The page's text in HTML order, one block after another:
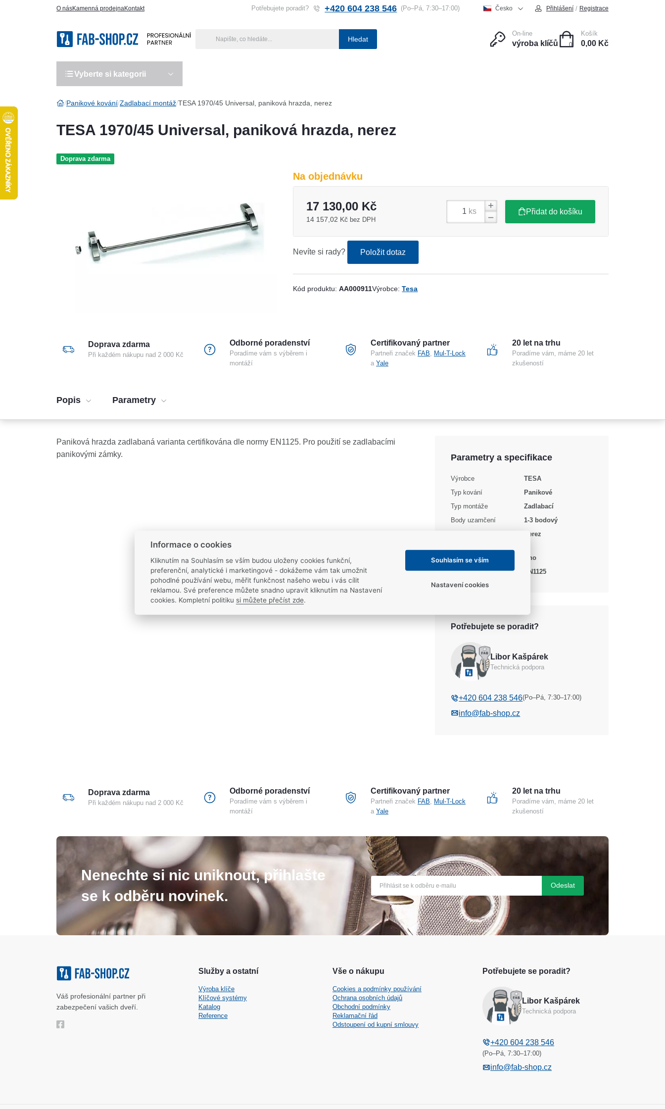
O násKamenná prodejnaKontakt Potřebujete poradit? +420 604 238 546 (Po–Pá, 7:30–17:00) Česko Přihlášení / Registrace
Hledat
On-line
výroba klíčů 0
Košík
0,00 Kč
Vyberte si kategorii
Panikové kování Zadlabací montáž TESA 1970/45 Universal, paniková hrazda, nerez
TESA 1970/45 Universal, paniková hrazda, nerez
Doprava zdarma
Na objednávku
17 130,00 Kč
14 157,02 Kč bez DPH
ks Přidat do košíku
Nevíte si rady? Položit dotaz
Kód produktu:AA000911Výrobce:Tesa
Doprava zdarma
Při každém nákupu nad 2 000 Kč
Odborné poradenství
Poradíme vám s výběrem i
montáží
Certifikovaný partner
Partneři značek FAB, Mul-T-Lock
a Yale
20 let na trhu
Poradíme vám, máme 20 let
zkušeností
Popis Parametry
Paniková hrazda zadlabaná varianta certifikována dle normy EN1125. Pro použití se zadlabacími
panikovými zámky.
Parametry a specifikace
Výrobce
TESA
Typ kování
Panikové
Typ montáže
Zadlabací
Body uzamčení
1-3 bodový
Nerez
Protipožární certifikace
Ano
Norma EN
EN1125
Potřebujete se poradit?
Libor Kašpárek
Technická podpora
+420 604 238 546(Po–Pá, 7:30–17:00)
info@fab-shop.cz
Doprava zdarma
Při každém nákupu nad 2 000 Kč
Odborné poradenství
Poradíme vám s výběrem i
montáží
Certifikovaný partner
Partneři značek FAB
Mul-T-Lock
a Yale
20 let na trhu
Poradíme vám, máme 20 let
zkušeností
Nenechte si nic uniknout, přihlašte
se k odběru novinek.
Odeslat
Služby a ostatní
Výroba klíče
Klíčové systémy
Katalog
Reference
Vše o nákupu
Cookies a podmínky používání
Ochrana osobních údajů
Obchodní podmínky
Reklamační řád
Odstoupení od kupní smlouvy
Váš profesionální partner při
zabezpečení vašich dveří.
Potřebujete se poradit?
Libor Kašpárek
Technická podpora
+420 604 238 546
(Po–Pá, 7:30–17:00)
info@fab-shop.cz
Informace o cookies
Kliknutím na Souhlasím se vším budou uloženy cookies funkční,
preferenční, analytické i marketingové - dokážeme vám tak umožnit
pohodlné používání webu, měřit funkčnost našeho webu i vás cílit
reklamou. Své preference můžete snadno upravit kliknutím na Nastavení
cookies. Kompletní politiku si můžete přečíst zde.
Souhlasím se vším
Nastavení cookies